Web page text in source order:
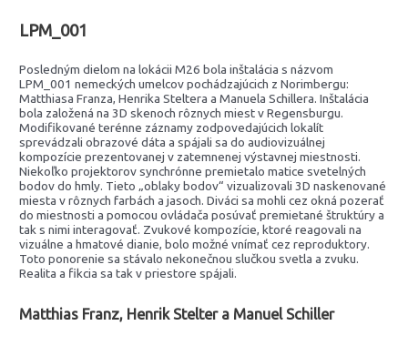
LPM_001
Posledným dielom na lokácii M26 bola inštalácia s názvom
LPM_001 nemeckých umelcov pochádzajúcich z Norimbergu:
Matthiasa Franza, Henrika Steltera a Manuela Schillera. Inštalácia
bola založená na 3D skenoch rôznych miest v Regensburgu.
Modifikované terénne záznamy zodpovedajúcich lokalít
sprevádzali obrazové dáta a spájali sa do audiovizuálnej
kompozície prezentovanej v zatemnenej výstavnej miestnosti.
Niekoľko projektorov synchrónne premietalo matice svetelných
bodov do hmly. Tieto „oblaky bodov“ vizualizovali 3D naskenované
miesta v rôznych farbách a jasoch. Diváci sa mohli cez okná pozerať
do miestnosti a pomocou ovládača posúvať premietané štruktúry a
tak s nimi interagovať. Zvukové kompozície, ktoré reagovali na
vizuálne a hmatové dianie, bolo možné vnímať cez reproduktory.
Toto ponorenie sa stávalo nekonečnou slučkou svetla a zvuku.
Realita a fikcia sa tak v priestore spájali.
Matthias Franz, Henrik Stelter a Manuel Schiller